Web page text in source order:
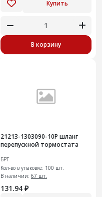
Купить
В корзину
21213-1303090-10Р шланг
перепускной тормостата
БРТ
Кол-во в упаковке: 100 шт.
В наличии: 67 шт.
131.94 ₽